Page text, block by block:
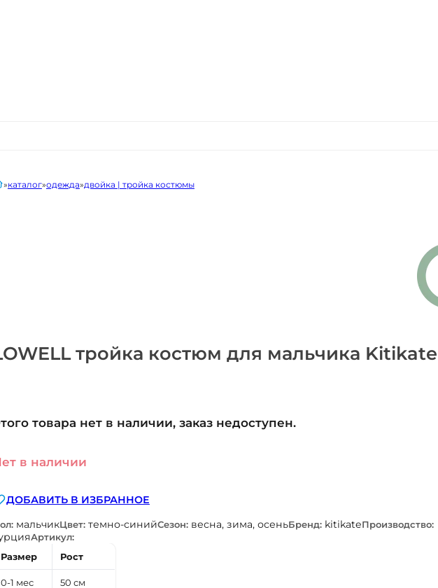
тройка костюм для мальчика Kitikate
каталог одежда двойка | тройка костюмы
товара нет в наличии, заказ недоступен.
в наличии
ДОБАВИТЬ В ИЗБРАННОЕ
мальчикЦвет: темно-синийСезон: весна, зима, осеньБренд: kitikateПроизводство:
Артикул:
Размер
Рост
0-1 мес 50 см